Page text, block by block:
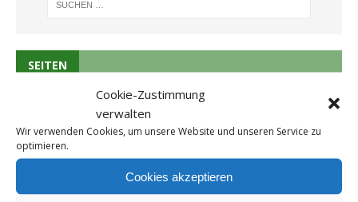
Cookie-Zustimmung
verwalten
Wir verwenden Cookies, um unsere Website und unseren Service zu
optimieren.
Cookies akzeptieren
SEITEN
Schützenfest Freitag
Schützenfest Montag
Schützenfest Möschesonntag